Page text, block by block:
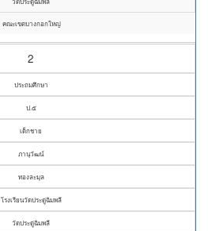
คณะเขตบางกอกใหญ่
2
ประถมศึกษา
ป.๕
เด็กชาย
ภานุวัฒน์
ทองละมุล
โรงเรียนวัดประดู่ฉิมพลี
วัดประดู่ฉิมพลี